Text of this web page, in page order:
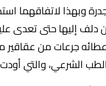
وبهذا لاتفاقهما
أن دلف إليها حتى تعدى
جرعات من عقاقير
الشرعي، والتي أودت